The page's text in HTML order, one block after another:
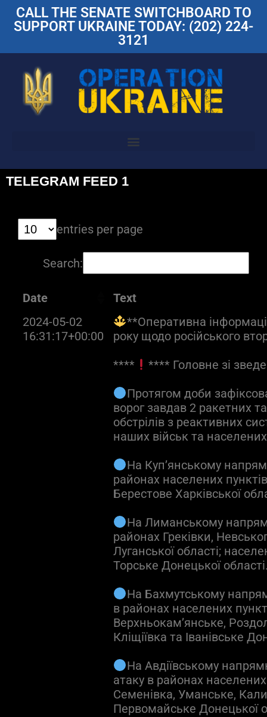
CALL THE SENATE SWITCHBOARD TO
SUPPORT UKRAINE TODAY: (202) 224-
3121
TELEGRAM FEED 1
entries per page
Search:
Date
Text
2024-05-02
16:31:17+00:00
**Оперативна
року щодо російського
****
**** Головне зі
Протягом доби
ворог завдав 2 ракетних
обстрілів з реактивних
наших військ та
На Куп’янському
районах населених
Берестове Харківської
На Лиманському
районах Греківки,
Луганської області;
Торське Донецької
На Бахмутському
в районах населених
Верхньокам’янське,
Кліщіївка та Іванівське
На Авдіївському
атаку в районах
Семенівка, Уманське,
Первомайське Донецької